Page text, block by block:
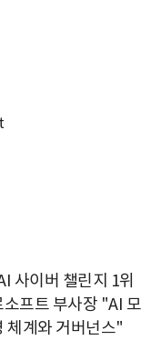
사이버 챌린지 1위
프트 부사장 "AI 모
체계와 거버넌스"